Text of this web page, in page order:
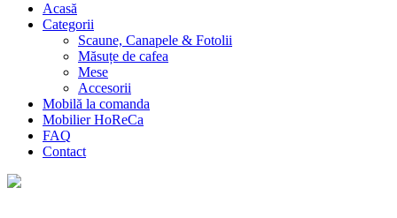
Acasă
Categorii
Scaune, Canapele & Fotolii
Măsuțe de cafea
Mese
Accesorii
Mobilă la comanda
Mobilier HoReCa
FAQ
Contact